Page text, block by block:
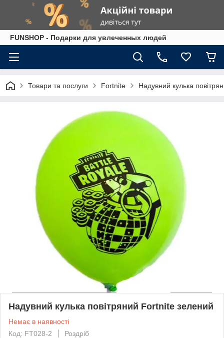
FUNSHOP - Подарки для увлеченных людей
Товари та послуги Fortnite Надувний кулька
Надувний кулька повітряний Fortnite зелений
Немає в наявності
Код: FT028-2
Роздріб